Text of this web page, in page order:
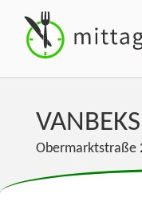
VANBEKS
Obermarktstraße